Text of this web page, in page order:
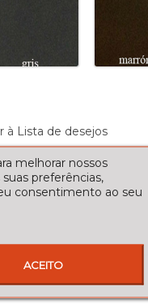
à Lista de desejos
melhorar nossos
preferências,
consentimento ao seu
ACEITO